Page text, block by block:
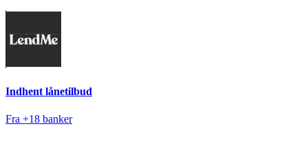
Indhent lånetilbud
Fra +18 banker